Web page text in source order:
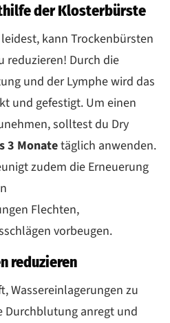
der Klosterbürste
kann Trockenbürsten
reduzieren! Durch die
und der Lymphe wird das
und gefestigt. Um einen
solltest du Dry
3 Monatetäglich anwenden.
zudem die Erneuerung
Flechten,
vorbeugen.
reduzieren
Wassereinlagerungen zu
Durchblutung anregt und